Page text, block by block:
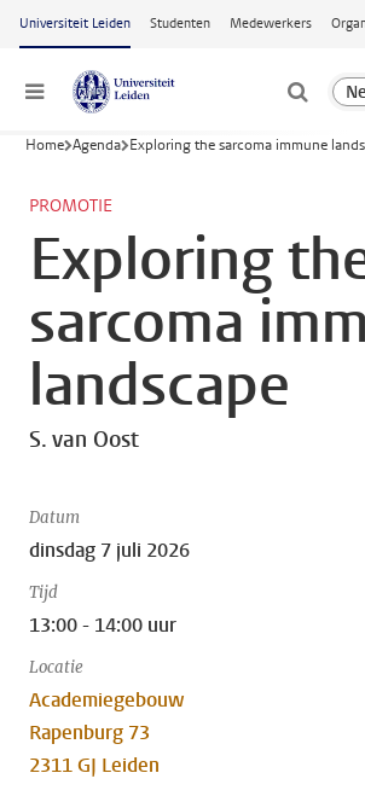
Ga naar hoofdinhoud
Universiteit Leiden Studenten Medewerkers
Menu
Home Agenda Exploring the sarcoma immune
PROMOTIE
Exploring
sarcoma
landscape
S. van Oost
Datum
dinsdag 7 juli 2026
Tijd
13:00 - 14:00 uur
Locatie
Academiegebouw
Rapenburg 73
2311 GJ Leiden